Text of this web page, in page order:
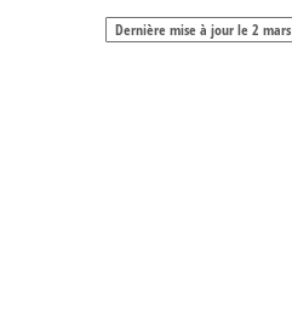
Dernière mise à jour le 2